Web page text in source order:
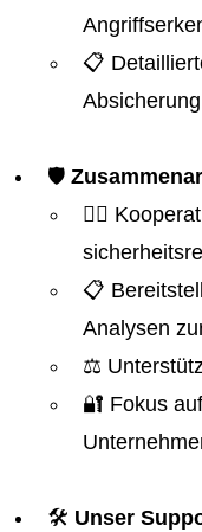
📋
Absicherung
🛡️
👮‍♂️
📋
Analysen
⚖️
🔐 Fokus
🛠️ Unser